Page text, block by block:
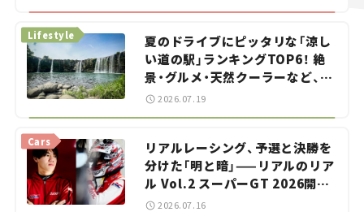
夏のドライブにピッタリな「涼し
い道の駅」ランキングTOP6！ 絶
景・グルメ・天然クーラーなど、避
暑におすすめのスポットを紹介
Lifestyle
2026.07.19
リアルレーシング、予選と決勝を
分けた「明と暗」——リアルのリア
ル Vol.2 スーパーGT 2026開幕
戦 岡山国際サーキット
Cars
2026.07.16